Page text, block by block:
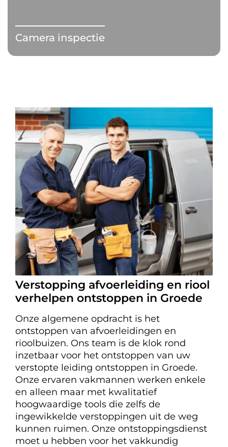
Camera inspectie
Verstopping afvoerleiding en riool
verhelpen ontstoppen in Groede
Onze algemene opdracht is het
ontstoppen van afvoerleidingen en
rioolbuizen. Ons team is de klok rond
inzetbaar voor het ontstoppen van uw
verstopte leiding ontstoppen in Groede.
Onze ervaren vakmannen werken enkele
en alleen maar met kwalitatief
hoogwaardige tools die zelfs de
ingewikkelde verstoppingen uit de weg
kunnen ruimen. Onze ontstoppingsdienst
moet u hebben voor het vakkundig